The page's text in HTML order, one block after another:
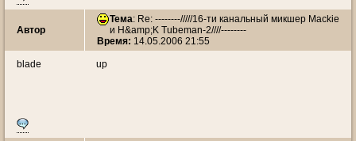
Автор
Тема: Re: --------/////16-ти канальный микшер Mackie
и H&amp;K Tubeman-2////--------
Время: 14.05.2006 21:55
blade up